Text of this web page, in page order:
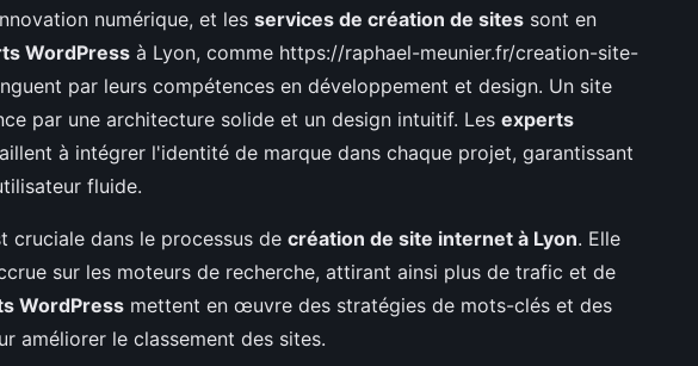
numérique, et les services de création de sites sont en
WordPress à Lyon, comme https://raphael-meunier.fr/creation-site-
par leurs compétences en développement et design. Un site
par une architecture solide et un design intuitif. Les experts
à intégrer l'identité de marque dans chaque projet, garantissant
fluide.
cruciale dans le processus de création de site internet à Lyon. Elle
sur les moteurs de recherche, attirant ainsi plus de trafic et de
WordPress mettent en œuvre des stratégies de mots-clés et des
améliorer le classement des sites.